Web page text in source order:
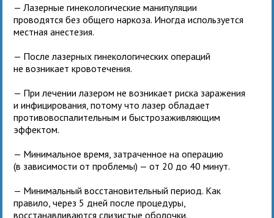
— Лазерные гинекологические манипуляции
проводятся без общего наркоза. Иногда используется
местная анестезия.
— После лазерных гинекологических операций
не возникает кровотечения.
— При лечении лазером не возникает риска заражения
и инфицирования, потому что лазер обладает
противовоспалительным и быстрозаживляющим
эффектом.
— Минимальное время, затраченное на операцию
(в зависимости от проблемы) — от 20 до 40 минут.
— Минимальный восстановительный период. Как
правило, через 5 дней после процедуры,
восстанавливаются слизистые оболочки.